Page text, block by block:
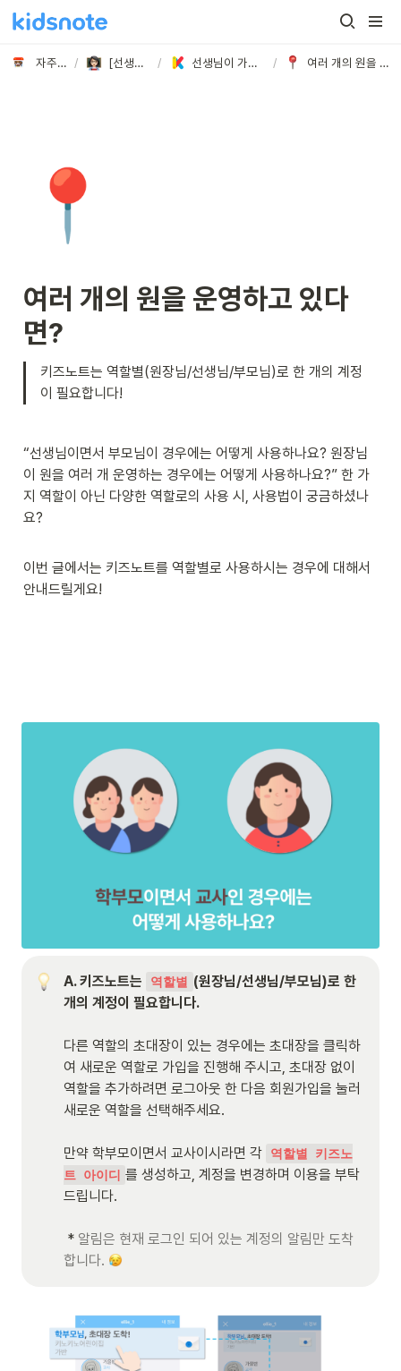
자주 묻는 질문 / [선생님] 궁금해요! / 선생님이 가장 궁금해 하시는 질문 BEST / 여러 개의 원을 운영하고 있다면?
📍
여러 개의 원을 운영하고 있다
면?
키즈노트는 역할별(원장님/선생님/부모님)로 한 개의 계정
이 필요합니다!
“선생님이면서 부모님이 경우에는 어떻게 사용하나요? 원장님
이 원을 여러 개 운영하는 경우에는 어떻게 사용하나요?” 한 가
지 역할이 아닌 다양한 역할로의 사용 시, 사용법이 궁금하셨나
요?
이번 글에서는 키즈노트를 역할별로 사용하시는 경우에 대해서
안내드릴게요!
A. 키즈노트는 역할별
(원장님/선생님/부모님)로 한
다른 역할의 초대장이 있는 경우에는 초대장을 클릭하
여 새로운 역할로 가입을 진행해 주시고, 초대장 없이
역할을 추가하려면 로그아웃 한 다음 회원가입을 눌러
새로운 역할을 선택해주세요.
만약 학부모이면서 교사이시라면 각
역할별 키즈노
트 아이디 를 생성하고, 계정을 변경하며 이용을 부탁
드립니다.
* 알림은 현재 로그인 되어 있는 계정의 알림만 도착
합니다.